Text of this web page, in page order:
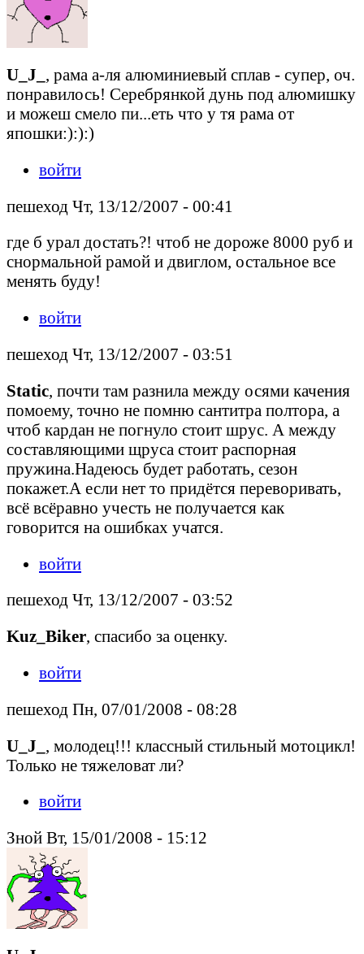
U_J_ , рама а-ля алюминиевый сплав - супер, оч.
понравилось! Серебрянкой дунь под алюмишку
и можеш смело пи...еть что у тя рама от
япошки:):):)
войти
пешеход Чт, 13/12/2007 - 00:41
где б урал достать?! чтоб не дороже 8000 руб и
снормальной рамой и двиглом, остальное все
менять буду!
войти
пешеход Чт, 13/12/2007 - 03:51
Static, почти там разнила между осями качения
помоему, точно не помню сантитра полтора, а
чтоб кардан не погнуло стоит шрус. А между
составляющими щруса стоит распорная
пружина.Надеюсь будет работать, сезон
покажет.А если нет то придётся переворивать,
всё всёравно учесть не получается как
говорится на ошибках учатся.
войти
пешеход Чт, 13/12/2007 - 03:52
Kuz_Biker, спасибо за оценку.
войти
пешеход Пн, 07/01/2008 - 08:28
U_J_
, молодец!!! классный стильный мотоцикл!
Только не тяжеловат ли?
войти
Зной Вт, 15/01/2008 - 15:12